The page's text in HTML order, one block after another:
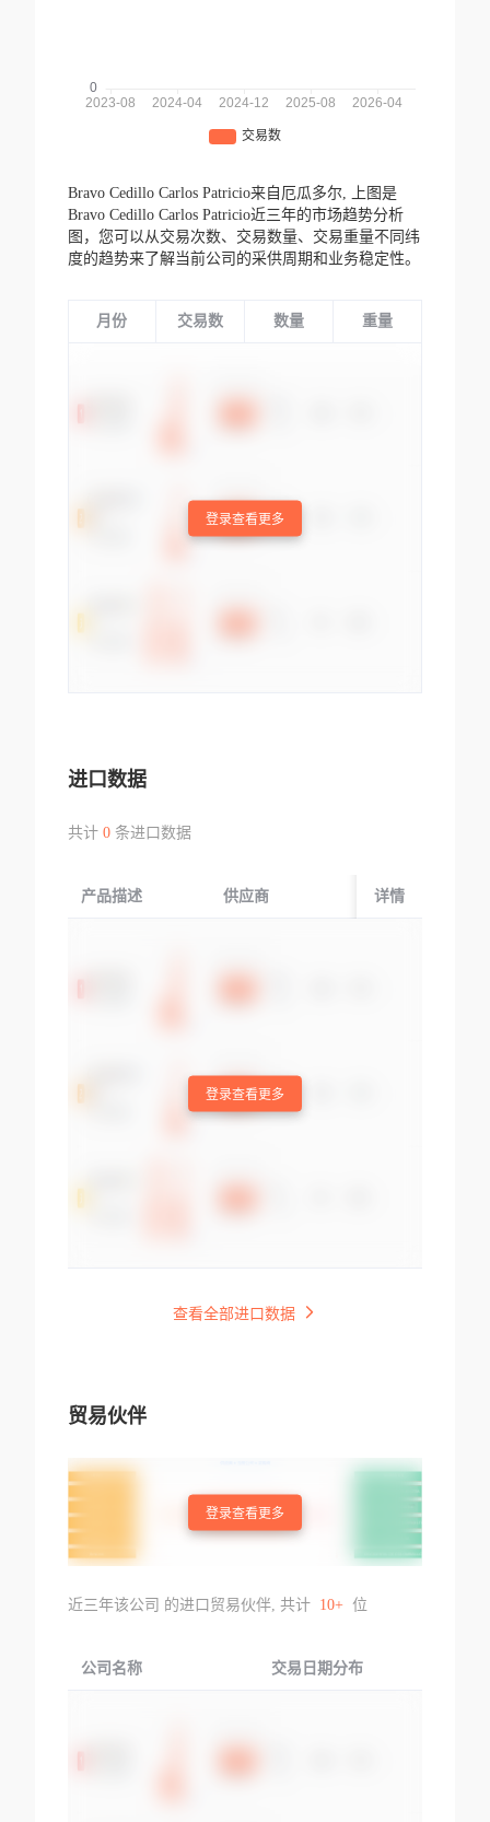
Bravo Cedillo Carlos Patricio来自厄瓜多尔,
上图是
Bravo Cedillo Carlos Patricio近三年的市场趋势分析
图，您可以从交易次数、交易数量、交易重量不同纬
度的趋势来了解当前公司的采供周期和业务稳定性。
月份 交易数 数量 重量
登录查看更多
进口数据
共计 0条进口数据
产品描述 供应商 起运国/地区
详情
登录查看更多
查看全部进口数据
贸易伙伴
登录查看更多
近三年该公司 的进口贸易伙伴, 共计 10+ 位
公司名称 交易日期分布